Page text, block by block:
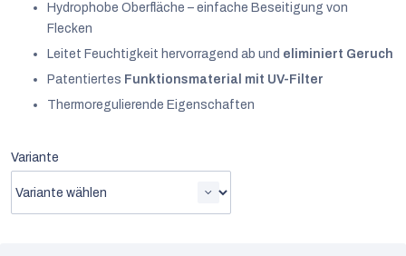
Hydrophobe Oberfläche – einfache Beseitigung von
Flecken
Leitet Feuchtigkeit hervorragend ab und eliminiert Geruch
Patentiertes Funktionsmaterial mit UV-Filter
Thermoregulierende Eigenschaften
Variante